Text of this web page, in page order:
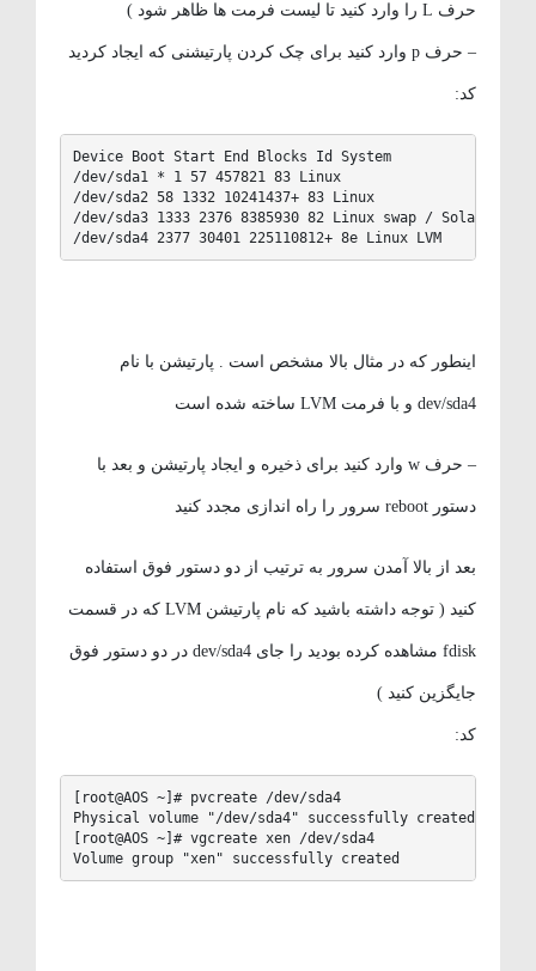
حرف L را وارد کنید تا لیست فرمت ها ظاهر شود )
– حرف p وارد کنید برای چک کردن پارتیشنی که ایجاد کردید
کد:
Device Boot Start End Blocks Id System
/dev/sda1 * 1 57 457821 83 Linux
/dev/sda2 58 1332 10241437+ 83 Linux
/dev/sda3 1333 2376 8385930 82 Linux swap / Solaris
/dev/sda4 2377 30401 225110812+ 8e Linux LVM
اینطور که در مثال بالا مشخص است . پارتیشن با نام
dev/sda4 و با فرمت LVM ساخته شده است
– حرف w وارد کنید برای ذخیره و ایجاد پارتیشن و بعد با
دستور reboot سرور را راه اندازی مجدد کنید
بعد از بالا آمدن سرور به ترتیب از دو دستور فوق استفاده
کنید ( توجه داشته باشید که نام پارتیشن LVM که در قسمت
fdisk مشاهده کرده بودید را جای dev/sda4 در دو دستور فوق
جایگزین کنید )
کد:
[root@AOS ~]# pvcreate /dev/sda4
Physical volume "/dev/sda4" successfully created
[root@AOS ~]# vgcreate xen /dev/sda4
Volume group "xen" successfully created